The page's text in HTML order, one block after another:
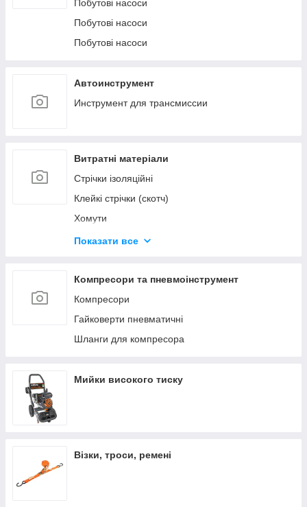
Побутові насоси
Побутові насоси
Побутові насоси
Автоинструмент
Инструмент для трансмиссии
Витратні матеріали
Стрічки ізоляційні
Клейкі стрічки (скотч)
Хомути
Будівельні олівці та маркери
Диски відрізні
Показати все
Компресори та пневмоінструмент
Компресори
Гайковерти пневматичні
Шланги для компресора
Мийки високого тиску
Візки, троси, ремені